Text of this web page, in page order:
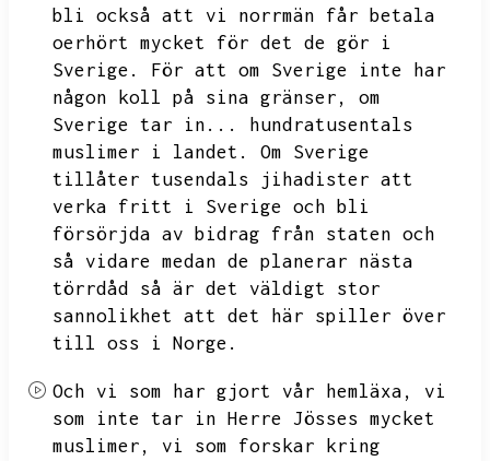
bli också att vi norrmän får betala
oerhört mycket för det de gör i
Sverige.
För att om Sverige inte har
någon koll på sina gränser,
om
Sverige tar in...
hundratusentals
muslimer i landet.
Om Sverige
tillåter tusendals jihadister att
verka fritt i Sverige och bli
försörjda av bidrag från staten och
så vidare medan de planerar nästa
törrdåd så är det väldigt stor
sannolikhet att det här spiller över
till oss i Norge.
Och vi som har gjort vår hemläxa,
vi
som inte tar in Herre Jösses mycket
muslimer,
vi som forskar kring